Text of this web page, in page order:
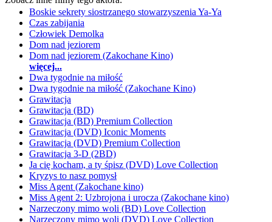
Boskie sekrety siostrzanego stowarzyszenia Ya-Ya
Czas zabijania
Człowiek Demolka
Dom nad jeziorem
Dom nad jeziorem (Zakochane Kino)
więcej...
Dwa tygodnie na miłość
Dwa tygodnie na miłość (Zakochane Kino)
Grawitacja
Grawitacja (BD)
Grawitacja (BD) Premium Collection
Grawitacja (DVD) Iconic Moments
Grawitacja (DVD) Premium Collection
Grawitacja 3-D (2BD)
Ja cię kocham, a ty śpisz (DVD) Love Collection
Kryzys to nasz pomysł
Miss Agent (Zakochane kino)
Miss Agent 2: Uzbrojona i urocza (Zakochane kino)
Narzeczony mimo woli (BD) Love Collection
Narzeczony mimo woli (DVD) Love Collection